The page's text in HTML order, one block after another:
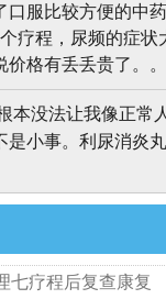
服比较方便的中
疗程，尿频的症状
格有丢丢贵了。。
本没法让我像正常
小事。利尿消炎
七疗程后复查康复